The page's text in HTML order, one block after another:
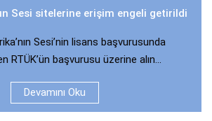
Sesi sitelerine erişim engeli getirildi
Sesi’nin lisans başvurusunda
RTÜK’ün başvurusu üzerine alın...
Devamını Oku